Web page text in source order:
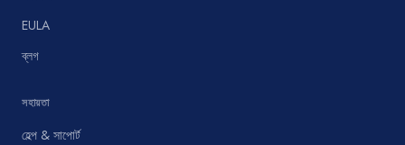
EULA
ব্লগ
সহায়তা
হেল্প & সাপোর্ট